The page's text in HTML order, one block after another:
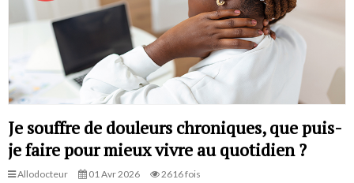
Je souffre de douleurs chroniques, que puis-
je faire pour mieux vivre au quotidien ?
Allodocteur 01 Avr 2026 2616 fois